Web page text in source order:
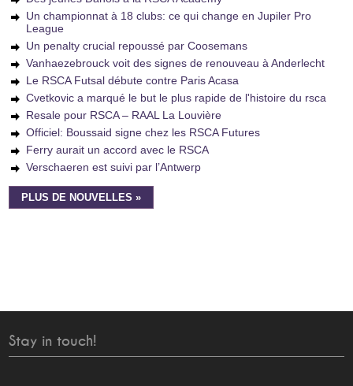
Un championnat à 18 clubs: ce qui change en Jupiler Pro
League
Un penalty crucial repoussé par Coosemans
Vanhaezebrouck voit des signes de renouveau à Anderlecht
Le RSCA Futsal débute contre Paris Acasa
Cvetkovic a marqué le but le plus rapide de l'histoire du rsca
Resale pour RSCA – RAAL La Louvière
Officiel: Boussaid signe chez les RSCA Futures
Ferry aurait un accord avec le RSCA
Verschaeren est suivi par l’Antwerp
PLUS DE NOUVELLES »
Stay in touch!